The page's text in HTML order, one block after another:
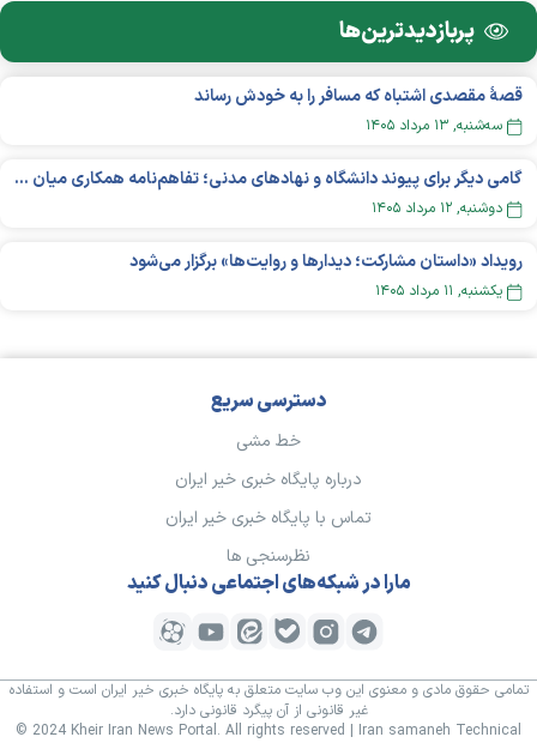
پربازدید‌ترین‌ها
قصهٔ مقصدی اشتباه که مسافر را به خودش رساند
سه‌شنبه, ۱۳ مرداد ۱۴۰۵
گامی دیگر برای پیوند دانشگاه و نهادهای مدنی؛ تفاهم‌نامه همکاری میان «شبکه ملی» و «دانشگاه هنر ایران» منعقد شد
دوشنبه, ۱۲ مرداد ۱۴۰۵
رویداد «داستان مشارکت؛ دیدار‌ها و روایت‌ها» برگزار می‌شود
يکشنبه, ۱۱ مرداد ۱۴۰۵
دسترسی سریع
خط مشی
درباره پایگاه خبری خیر ایران
تماس با پایگاه خبری خیر ایران
نظرسنجی ها
مارا در شبکه‌های اجتماعی دنبال کنید
تمامی حقوق مادی و معنوی این وب سایت متعلق به پایگاه خبری خیر ایران است و استفاده
غیر قانونی از آن پیگرد قانونی دارد.
© 2024 Kheir Iran News Portal. All rights reserved | Iran samaneh Technical